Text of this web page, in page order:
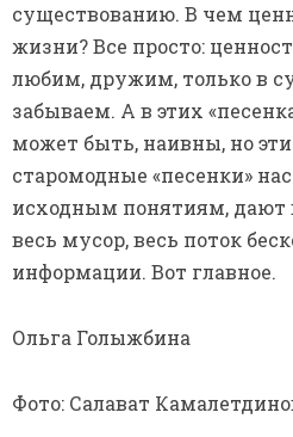
"Когда зажгутся фонари"